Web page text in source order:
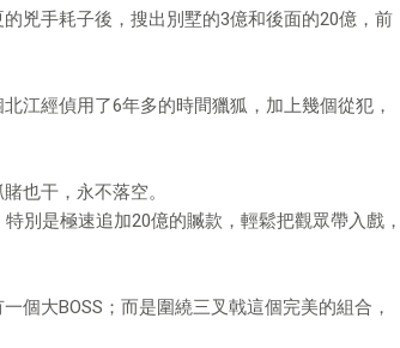
兇手耗子後，搜出別墅的3億和後面的20億，前
江經偵用了6年多的時間獵狐，加上幾個從犯，
也干，永不落空。
別是極速追加20億的贓款，輕鬆把觀眾帶入戲，
個大BOSS；而是圍繞三叉戟這個完美的組合，